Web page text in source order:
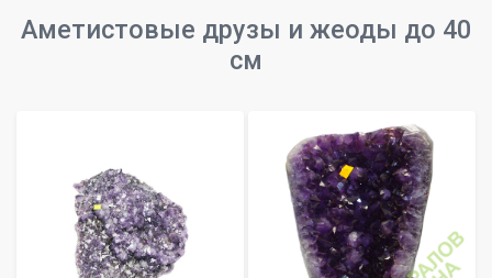
Аметистовые друзы и жеоды до 40
см